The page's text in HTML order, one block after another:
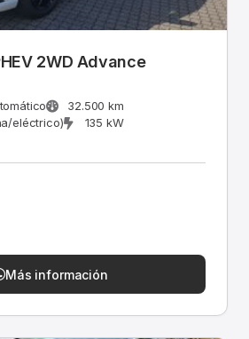
2WD Advance
32.500 km
eléctrico)
135 kW
Más información